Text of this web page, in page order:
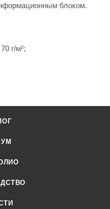
блоком.
г/м²;